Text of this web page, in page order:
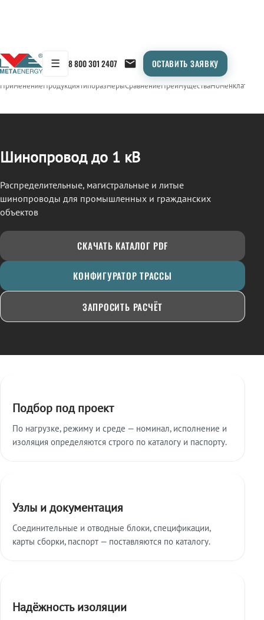
☰ 8 800 301 2407 ОСТАВИТЬ ЗАЯВКУ
← Продукция/ШИНОПРОВОД
ПрименениеПродукцияТипоразмерыСравнениеПреимуществаНоменклатура
Шинопровод до 1 кВ
Распределительные, магистральные и литые
шинопроводы для промышленных и гражданских
объектов
СКАЧАТЬ КАТАЛОГ PDF
КОНФИГУРАТОР ТРАССЫ
ЗАПРОСИТЬ РАСЧЁТ
Подбор под проект
По нагрузке, режиму и среде — номинал, исполнение и
изоляция определяются строго по каталогу и паспорту.
Узлы и документация
Соединительные и отводные блоки, спецификации,
карты сборки, паспорт — поставляются по каталогу.
Надёжность изоляции